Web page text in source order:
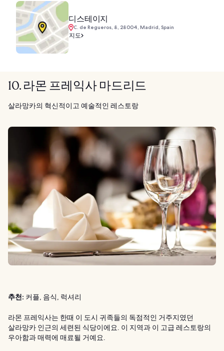
디스테이지
C. de Regueros, 8, 28004, Madrid, Spain
지도
10. 라몬 프레익사 마드리드
살라망카의 혁신적이고 예술적인 레스토랑
추천: 커플, 음식, 럭셔리
라몬 프레익사는 한때 이 도시 귀족들의 독점적인 거주지였던
살라망카 인근의 세련된 식당이에요. 이 지역과 이 고급 레스토랑의
우아함과 매력에 매료될 거예요.